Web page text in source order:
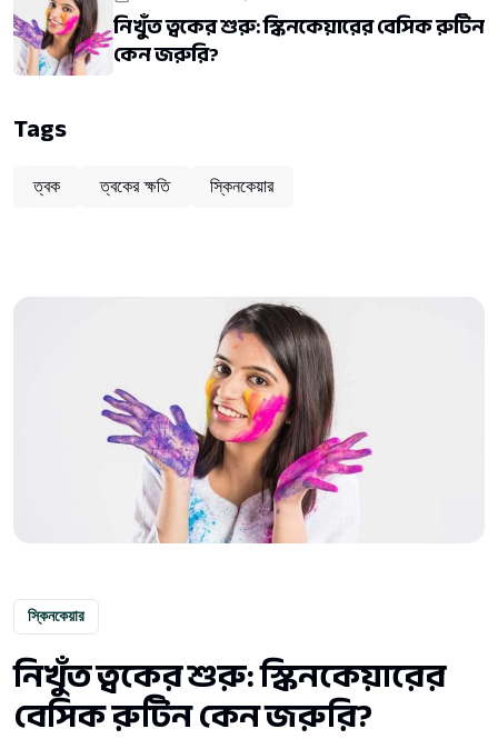
স্কিনকেয়ার
নিখুঁত ত্বকের শুরু: স্কিনকেয়ারের
বেসিক রুটিন কেন জরুরি?
নিখুঁত ত্বকের শুরু: স্কিনকেয়ারের বেসিক রুটিন
কেন জরুরি?
Tags
ত্বক ত্বকের ক্ষতি স্কিনকেয়ার